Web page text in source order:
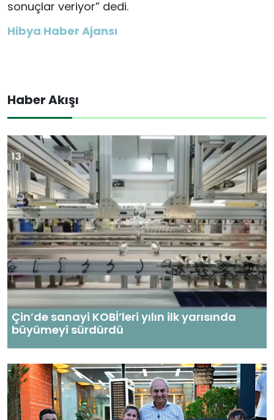
sonuçlar veriyor” dedi.
Hibya Haber Ajansı
Haber Akışı
Çin’de sanayi KOBİ’leri yılın ilk yarısında
büyümeyi sürdürdü